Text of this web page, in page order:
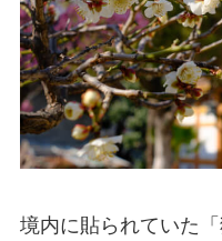
境内に貼られていた